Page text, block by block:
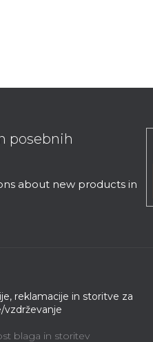
posebnih
about new products in
reklamacije in storitve za
vzdrževanje
blaga in storitev